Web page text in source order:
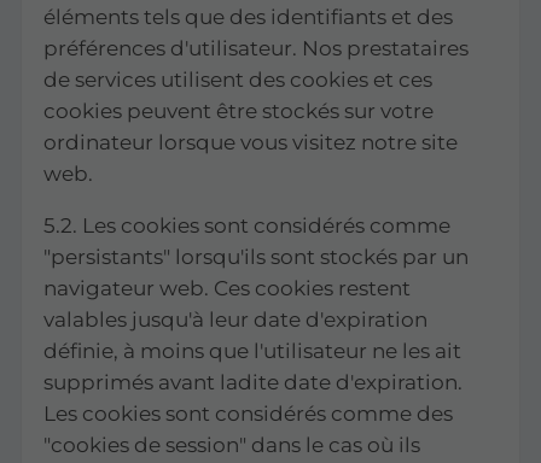
éléments tels que des identifiants et des
préférences d'utilisateur. Nos prestataires
de services utilisent des cookies et ces
cookies peuvent être stockés sur votre
ordinateur lorsque vous visitez notre site
web.
5.2. Les cookies sont considérés comme
"persistants" lorsqu'ils sont stockés par un
navigateur web. Ces cookies restent
valables jusqu'à leur date d'expiration
définie, à moins que l'utilisateur ne les ait
supprimés avant ladite date d'expiration.
Les cookies sont considérés comme des
"cookies de session" dans le cas où ils